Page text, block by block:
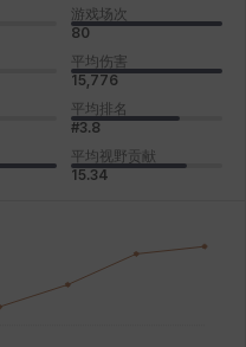
游戏场次
80
平均伤害
15,776
平均排名
#3.8
平均视野贡献
15.34